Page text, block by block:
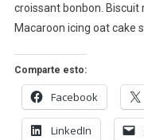
croissant bonbon. Biscuit
Macaroon icing oat cake
Comparte esto:
Facebook
LinkedIn